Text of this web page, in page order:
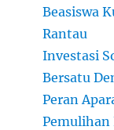
Beasiswa
Rantau
Investasi
Bersatu
Peran
Pemulihan